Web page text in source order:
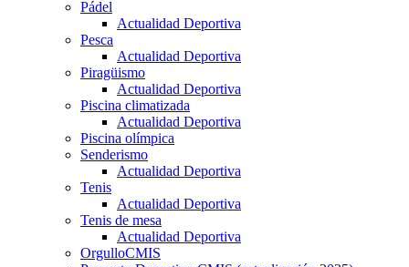
Pádel
Actualidad Deportiva
Pesca
Actualidad Deportiva
Piragüismo
Actualidad Deportiva
Piscina climatizada
Actualidad Deportiva
Piscina olímpica
Senderismo
Actualidad Deportiva
Tenis
Actualidad Deportiva
Tenis de mesa
Actualidad Deportiva
OrgulloCMIS